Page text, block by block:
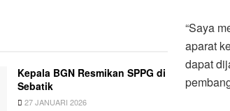
Kepala BGN Resmikan SPPG di
Sebatik
27 JANUARI 2026
“Saya
aparat
dapat